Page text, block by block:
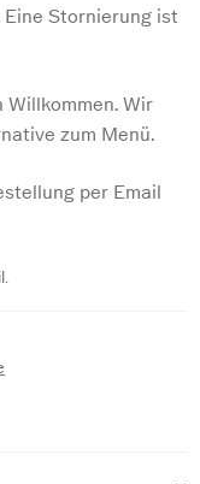
Stornierung ist
Wir
zum Menü.
per Email